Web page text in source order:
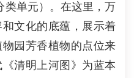
单元）。 在这里，万
文化的底蕴，展示着
园芳香植物的点位来
《清明上河图》为蓝本